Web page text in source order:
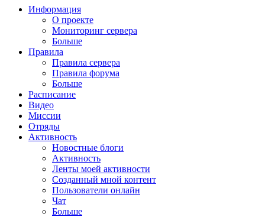
Информация
О проекте
Мониторинг сервера
Больше
Правила
Правила сервера
Правила форума
Больше
Расписание
Видео
Миссии
Отряды
Активность
Новостные блоги
Активность
Ленты моей активности
Созданный мной контент
Пользователи онлайн
Чат
Больше